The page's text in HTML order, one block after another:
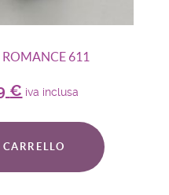
611
€ iva inclusa